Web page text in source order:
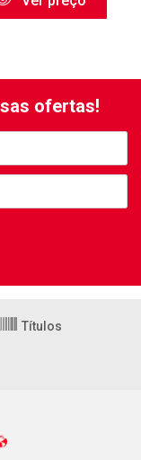
ofertas!
Títulos